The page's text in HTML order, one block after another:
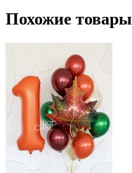
Похожие товары